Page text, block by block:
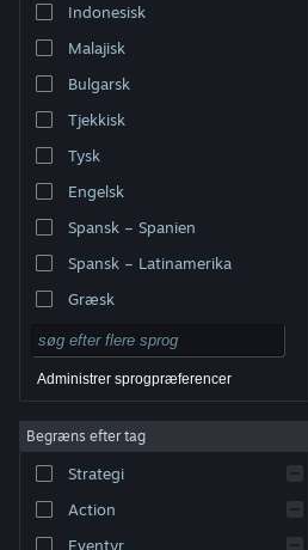
varemærker tilhører deres respektive indehavere i USA
Tilgængelighed
Refunderinger|
Indonesisk
Malajisk
Bulgarsk
Tjekkisk
Tysk
Engelsk
Spansk – Spanien
Spansk – Latinamerika
Græsk
Administrer sprogpræferencer
Begræns efter tag
Strategi
Action
Eventyr